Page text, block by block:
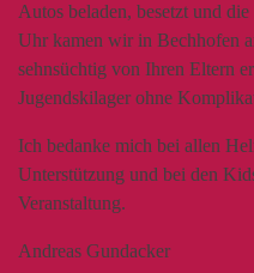
Autos beladen, besetzt und
Uhr kamen wir in Bechhofen
sehnsüchtig von Ihren Eltern
Jugendskilager ohne
Ich bedanke mich bei allen
Unterstützung und bei den
Veranstaltung.
Andreas Gundacker